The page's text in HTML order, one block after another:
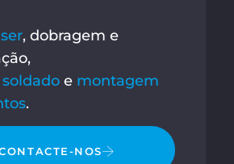
, dobragem e
e montagem
.
NOS